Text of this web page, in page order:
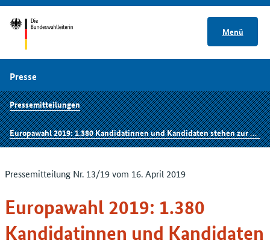
Menü
Presse
Pressemitteilungen
Europawahl 2019: 1.380 Kandidatinnen und Kandidaten stehen zur Wahl
Pressemitteilung Nr. 13/19 vom 16. April 2019
Europawahl 2019: 1.380
Kandidatinnen und Kandidaten